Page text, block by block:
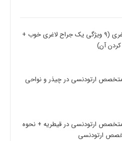
بهترین جراح لاغری (9 ویژگی یک جراح لاغری خوب +
آن)
ارتودنسی در چیذر و نواحی
ارتودنسی در قیطریه + نحوه
ارتودنسی